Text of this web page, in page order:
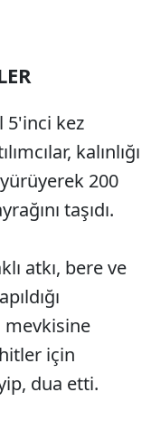
5'inci kez
kalınlığı
200
taşıdı.
atkı, bere ve
mevkisine
için
dua etti.